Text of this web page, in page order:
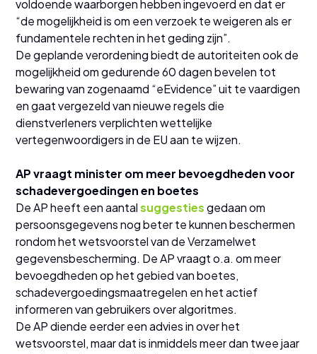
voldoende waarborgen hebben ingevoerd en dat er
“de mogelijkheid is om een verzoek te weigeren als er
fundamentele rechten in het geding zijn”.
De geplande verordening biedt de autoriteiten ook de
mogelijkheid om gedurende 60 dagen bevelen tot
bewaring van zogenaamd “eEvidence” uit te vaardigen
en gaat vergezeld van nieuwe regels die
dienstverleners verplichten wettelijke
vertegenwoordigers in de EU aan te wijzen.
AP vraagt minister om meer bevoegdheden voor
schadevergoedingen en boetes
De AP heeft een aantalsuggestiesgedaan om
persoonsgegevens nog beter te kunnen beschermen
rondom het wetsvoorstel van de Verzamelwet
gegevensbescherming. De AP vraagt o.a. om meer
bevoegdheden op het gebied van boetes,
schadevergoedingsmaatregelen en het actief
informeren van gebruikers over algoritmes.
De AP diende eerder een advies in over het
wetsvoorstel, maar dat is inmiddels meer dan twee jaar